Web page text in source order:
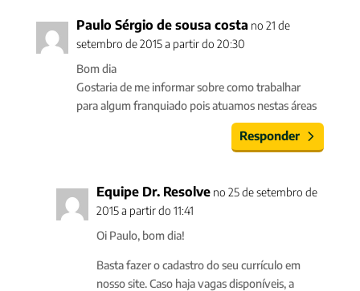
Paulo Sérgio de sousa costa no 21 de
setembro de 2015 a partir do 20:30
Bom dia
Gostaria de me informar sobre como trabalhar
para algum franquiado pois atuamos nestas áreas
Responder
Equipe Dr. Resolve no 25 de setembro de
2015 a partir do 11:41
Oi Paulo, bom dia!
Basta fazer o cadastro do seu currículo em
nosso site. Caso haja vagas disponíveis, a